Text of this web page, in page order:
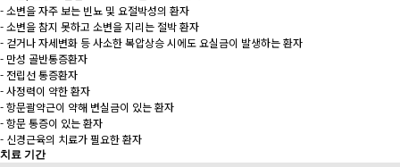
- 소변을 자주 보는 빈뇨 및 요절박성의 환자
- 소변을 참지 못하고 소변을 지리는 절박 환자
- 걷거나 자세변화 등 사소한 복압상승 시에도 요실금이 발생하는 환자
- 만성 골반통증환자
- 전립선 통증환자
- 사정력이 약한 환자
- 항문괄약근이 약해 변실금이 있는 환자
- 항문 통증이 있는 환자
- 신경근육의 치료가 필요한 환자
치료 기간